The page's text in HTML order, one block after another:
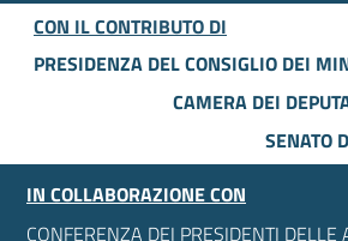
CON IL CONTRIBUTO DI
PRESIDENZA DEL CONSIGLIO DEI
CAMERA DEI
SENATO
IN COLLABORAZIONE CON
CONFERENZA DEI PRESIDENTI DELLE